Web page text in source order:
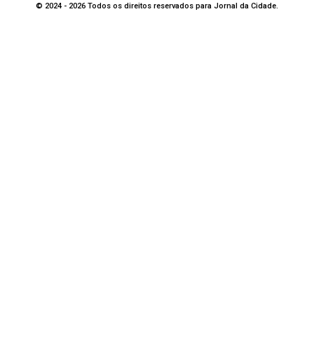
© 2024 - 2026 Todos os direitos reservados para Jornal da Cidade.